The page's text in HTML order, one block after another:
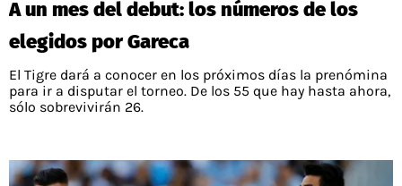
PALESTINO
UNION ESPAÑOLA
CAMPEONATO NACIONAL
GUÍAS
CÓDIGOS
PRONÓSTICOS
COPA LIBERTADORES
COPA SUDAMERICANA
CHILENOS EN EL EXTERIOR
CHILENOS POR EL MUNDO
ALEXIS SANCHEZ
DARIO OSORIO
MERCADO DE FICHAJES
TENIS
ELIMINATORIAS CONMEBOL
A un mes del debut: los números de los
elegidos por Gareca
El Tigre dará a conocer en los próximos días la prenómina
para ir a disputar el torneo. De los 55 que hay hasta ahora,
sólo sobrevivirán 26.